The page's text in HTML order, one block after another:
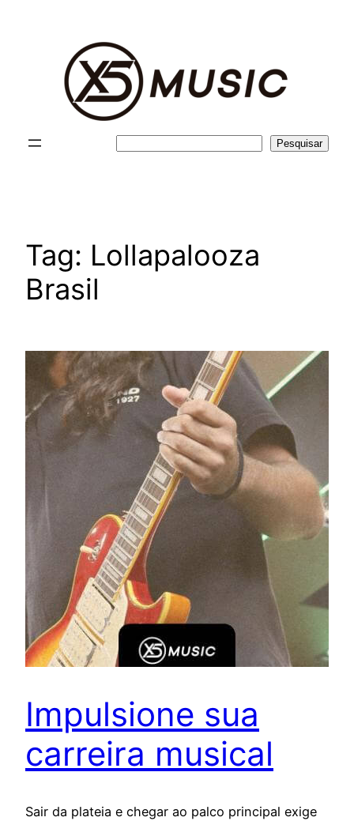
Pesquisar
Tag: Lollapalooza
Brasil
Impulsione sua
carreira musical
Sair da plateia e chegar ao palco principal exige